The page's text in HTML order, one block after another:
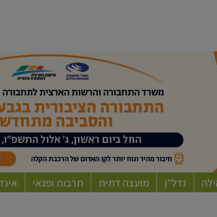
נדל”ן מועצה דתית תרבות ופנאי